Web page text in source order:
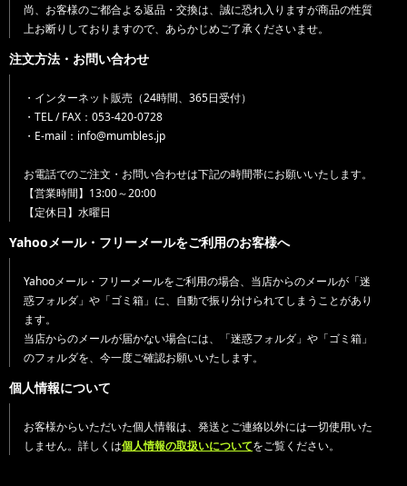
尚、お客様のご都合よる返品・交換は、誠に恐れ入りますが商品の性質
上お断りしておりますので、あらかじめご了承くださいませ。
注文方法・お問い合わせ
・インターネット販売（24時間、365日受付）
・TEL / FAX：053-420-0728
・E-mail：info@mumbles.jp
お電話でのご注文・お問い合わせは下記の時間帯にお願いいたします。
【営業時間】13:00～20:00
【定休日】水曜日
Yahooメール・フリーメールをご利用のお客様へ
Yahooメール・フリーメールをご利用の場合、当店からのメールが「迷
惑フォルダ」や「ゴミ箱」に、自動で振り分けられてしまうことがあり
ます。
当店からのメールが届かない場合には、「迷惑フォルダ」や「ゴミ箱」
のフォルダを、今一度ご確認お願いいたします。
個人情報について
お客様からいただいた個人情報は、発送とご連絡以外には一切使用いた
しません。詳しくは個人情報の取扱いについてをご覧ください。